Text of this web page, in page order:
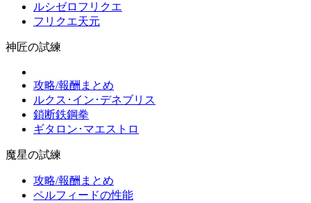
ルシゼロフリクエ
フリクエ天元
神匠の試練
攻略/報酬まとめ
ルクス･イン･デネブリス
鎖断鉄鋼拳
ギタロン･マエストロ
魔星の試練
攻略/報酬まとめ
ペルフィードの性能